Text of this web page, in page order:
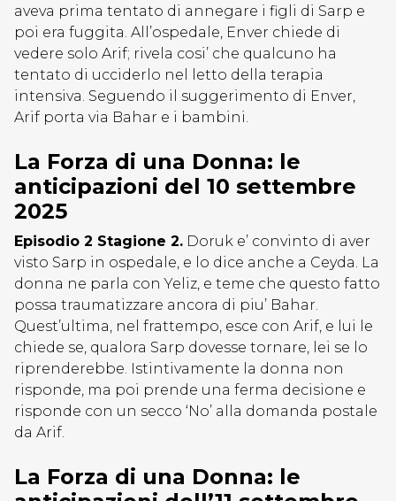
aveva prima tentato di annegare i figli di Sarp e
poi era fuggita. All’ospedale, Enver chiede di
vedere solo Arif; rivela cosi’ che qualcuno ha
tentato di ucciderlo nel letto della terapia
intensiva. Seguendo il suggerimento di Enver,
Arif porta via Bahar e i bambini.
La Forza di una Donna: le
anticipazioni del 10 settembre
2025
Episodio 2 Stagione 2. Doruk e’ convinto di aver
visto Sarp in ospedale, e lo dice anche a Ceyda. La
donna ne parla con Yeliz, e teme che questo fatto
possa traumatizzare ancora di piu’ Bahar.
Quest’ultima, nel frattempo, esce con Arif, e lui le
chiede se, qualora Sarp dovesse tornare, lei se lo
riprenderebbe. Istintivamente la donna non
risponde, ma poi prende una ferma decisione e
risponde con un secco ‘No’ alla domanda postale
da Arif.
La Forza di una Donna: le